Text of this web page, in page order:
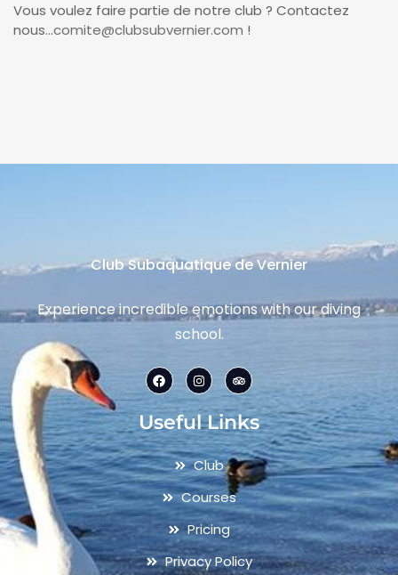
Vous voulez faire partie de notre club ? Contactez
nous…comite@clubsubvernier.com !
Club Subaquatique de Vernier
Experience incredible emotions with our diving
school.
Useful Links
Club
Courses
Pricing
Privacy Policy